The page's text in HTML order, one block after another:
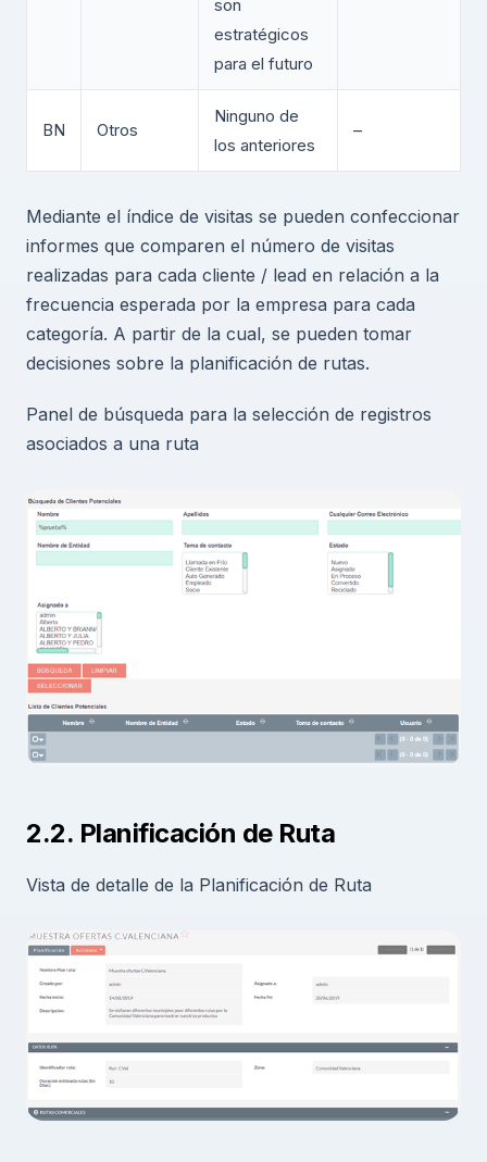
son
estratégicos
para el futuro
BN Otros
Ninguno de
los anteriores
–
Mediante el índice de visitas se pueden confeccionar
informes que comparen el número de visitas
realizadas para cada cliente / lead en relación a la
frecuencia esperada por la empresa para cada
categoría. A partir de la cual, se pueden tomar
decisiones sobre la planificación de rutas.
Panel de búsqueda para la selección de registros
asociados a una ruta
2.2. Planificación de Ruta
Vista de detalle de la Planificación de Ruta